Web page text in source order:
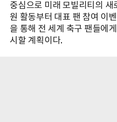
중심으로 미래 모빌리티의
원 활동부터 대표 팬 참여 이
을 통해 전 세계 축구 팬들에
시할 계획이다.